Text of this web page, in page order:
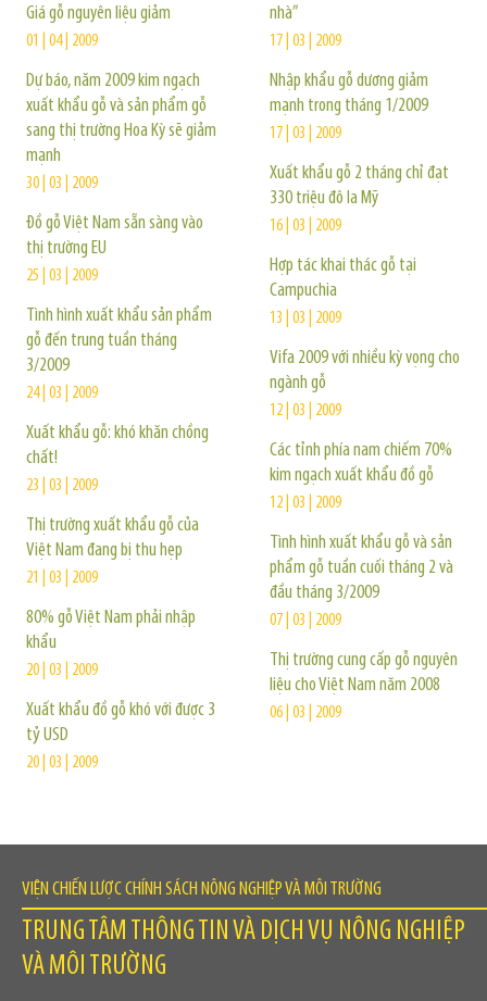
Giá gỗ nguyên liệu giảm
01 | 04 | 2009
Dự báo, năm 2009 kim ngạch
xuất khẩu gỗ và sản phẩm gỗ
sang thị trường Hoa Kỳ sẽ giảm
mạnh
30 | 03 | 2009
Đồ gỗ Việt Nam sẵn sàng vào
thị trường EU
25 | 03 | 2009
Tình hình xuất khẩu sản phẩm
gỗ đến trung tuần tháng
3/2009
24 | 03 | 2009
Xuất khẩu gỗ: khó khăn chồng
chất!
23 | 03 | 2009
Thị trường xuất khẩu gỗ của
Việt Nam đang bị thu hẹp
21 | 03 | 2009
80% gỗ Việt Nam phải nhập
khẩu
20 | 03 | 2009
Xuất khẩu đồ gỗ khó với được 3
tỷ USD
20 | 03 | 2009
nhà”
17 | 03 | 2009
Nhập khẩu gỗ dương giảm
mạnh trong tháng 1/2009
17 | 03 | 2009
Xuất khẩu gỗ 2 tháng chỉ đạt
330 triệu đô la Mỹ
16 | 03 | 2009
Hợp tác khai thác gỗ tại
Campuchia
13 | 03 | 2009
Vifa 2009 với nhiều kỳ vọng cho
ngành gỗ
12 | 03 | 2009
Các tỉnh phía nam chiếm 70%
kim ngạch xuất khẩu đồ gỗ
12 | 03 | 2009
Tình hình xuất khẩu gỗ và sản
phẩm gỗ tuần cuối tháng 2 và
đầu tháng 3/2009
07 | 03 | 2009
Thị trường cung cấp gỗ nguyên
liệu cho Việt Nam năm 2008
06 | 03 | 2009
VIỆN CHIẾN LƯỢC CHÍNH SÁCH NÔNG NGHIỆP VÀ MÔI TRƯỜNG
TRUNG TÂM THÔNG TIN VÀ DỊCH VỤ NÔNG NGHIỆP
VÀ MÔI TRƯỜNG